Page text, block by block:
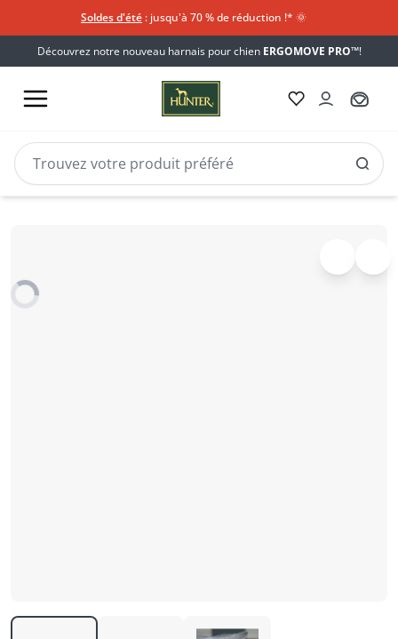
Soldes d'été : jusqu'à 70 % de réduction !*​ 🌞
Découvrez notre nouveau harnais pour chien ERGOMOVE PRO™!